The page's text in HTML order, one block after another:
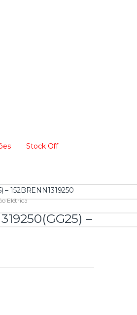
Stock Off
152BRENN1319250
Elétrica
–